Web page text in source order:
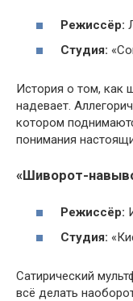
Режиссёр:
Студия:
История о том, как
надевает.
котором
понимания
«Шиворот-
Режиссёр:
Студия:
Сатирический
всё делать